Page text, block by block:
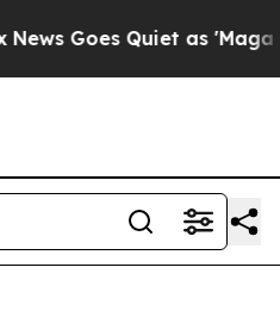
Goes Quiet as 'Maga